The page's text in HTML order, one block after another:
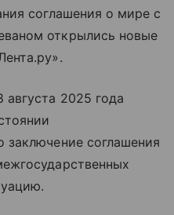
соглашения о мире с
открылись новые
2025 года
заключение соглашения